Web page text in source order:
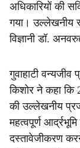
अधिकारियों की
गया। उल्लेखनीय
विज्ञानी डॉ.
गुवाहाटी वन्यजीव
किशोर ने कहा कि
की उल्लेखनीय
महत्वपूर्ण
दस्तावेजीकरण